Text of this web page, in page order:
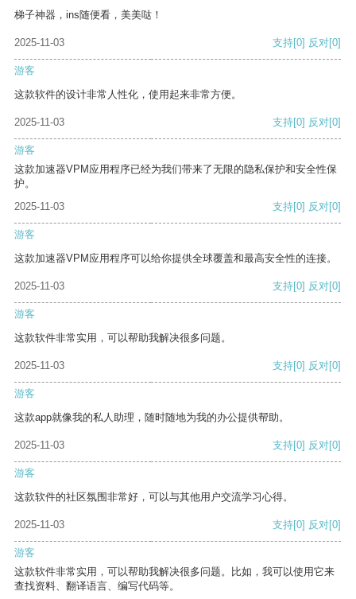
梯子神器，ins随便看，美美哒！
2025-11-03 支持[0] 反对[0]
游客
这款软件的设计非常人性化，使用起来非常方便。
2025-11-03 支持[0] 反对[0]
游客
这款加速器VPM应用程序已经为我们带来了无限的隐私保护和安全性保
护。
2025-11-03
支持[0] 反对[0]
游客
这款加速器VPM应用程序可以给你提供全球覆盖和最高安全性的连接。
2025-11-03 支持[0] 反对[0]
游客
这款软件非常实用，可以帮助我解决很多问题。
2025-11-03 支持[0] 反对[0]
游客
这款app就像我的私人助理，随时随地为我的办公提供帮助。
2025-11-03 支持[0] 反对[0]
游客
这款软件的社区氛围非常好，可以与其他用户交流学习心得。
2025-11-03 支持[0] 反对[0]
游客
这款软件非常实用，可以帮助我解决很多问题。比如，我可以使用它来
查找资料、翻译语言、编写代码等。